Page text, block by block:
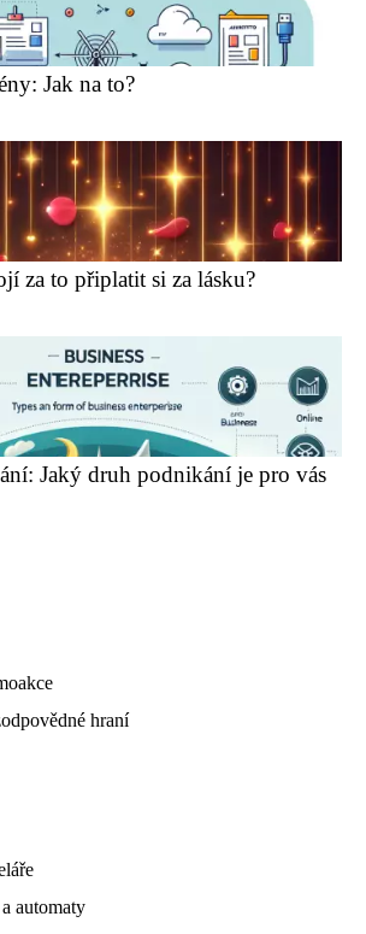
Jak na to?
za to připlatit si za lásku?
Jaký druh podnikání je pro vás
hraní
automaty